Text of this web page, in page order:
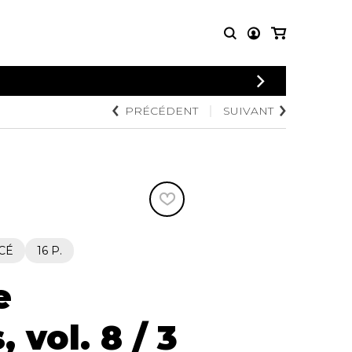
CONNEXION
PARTITIONS
POUR
Quatuor de saxophones
AUTRES
PRODUITS
Disques compacts et
DVDs
PRÉCÉDENT SUIVANT
16 P.
vol. 8 / 3